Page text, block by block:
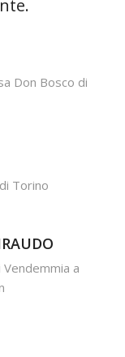
Don Bosco di
Torino
a